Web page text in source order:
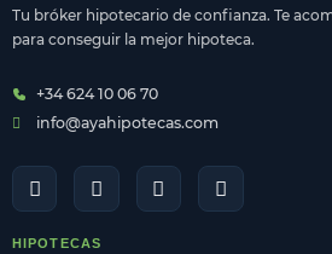
Tu bróker hipotecario de confianza. Te
para conseguir la mejor hipoteca.
+34 624 10 06 70
info@ayahipotecas.com
HIPOTECAS